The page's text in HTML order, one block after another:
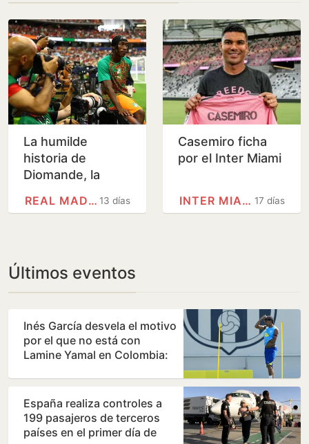
La humilde
historia de
Diomande, la
la que el Real13 días
REAL MADRID
Casemiro ficha
por el Inter Miami
17 días
INTER MIAMI
Últimos eventos
Inés García desvela el motivo
por el que no está con
Lamine Yamal en Colombia:
España realiza controles a
199 pasajeros de terceros
países en el primer día de